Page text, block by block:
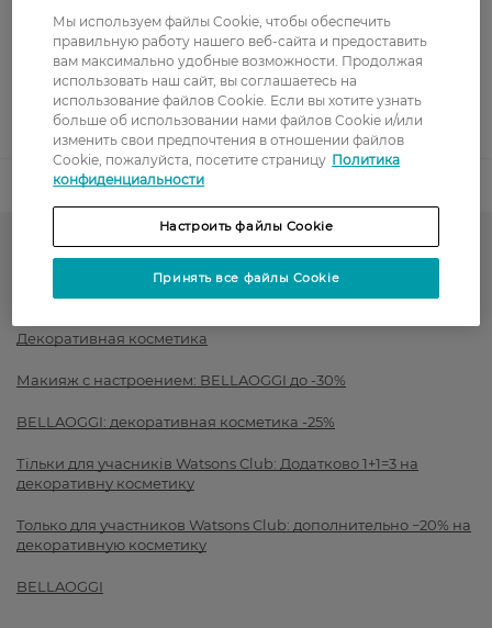
Оплата картой
Послеоплата
Показать больше
Код товара
Косметика для бровей и глаз
Подводки для глаз
Декоративная косметика
Макияж с настроением: BELLAOGGI до -30%
BELLAOGGI: декоративная косметика -25%
Тільки для учасників Watsons Club: Додатково 1+1=3 на
декоративну косметику
Только для участников Watsons Club: дополнительно −20% на
декоративную косметику
BELLAOGGI
Мы используем файлы Cookie, чтобы обеспечить
правильную работу нашего веб-сайта и предоставить
вам максимально удобные возможности. Продолжая
использовать наш сайт, вы соглашаетесь на
использование файлов Cookie. Если вы хотите узнать
больше об использовании нами файлов Cookie и/или
изменить свои предпочтения в отношении файлов
Cookie, пожалуйста, посетите страницу Политика
конфиденциальности
Настроить файлы Cookie
Принять все файлы Cookie